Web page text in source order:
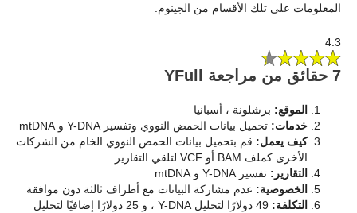
المعلومات على تلك الأقسام من الجينوم.
4.3
7 حقائق من مراجعة YFull
الموقع: برشلونة ، أسبانيا
خدمات: تحميل بيانات الحمض النووي وتفسير Y-DNA و mtDNA
كيف يعمل: قم بتحميل بيانات الحمض النووي الخام من الشركات
الأخرى كملف BAM أو VCF لتلقي التقارير
التقارير: تفسير Y-DNA و mtDNA
الخصوصية: عدم مشاركة البيانات مع أطراف ثالثة دون موافقة
التكلفة:
49 دولارًا لتحليل Y-DNA ، و 25 دولارًا إضافيًا لتحليل